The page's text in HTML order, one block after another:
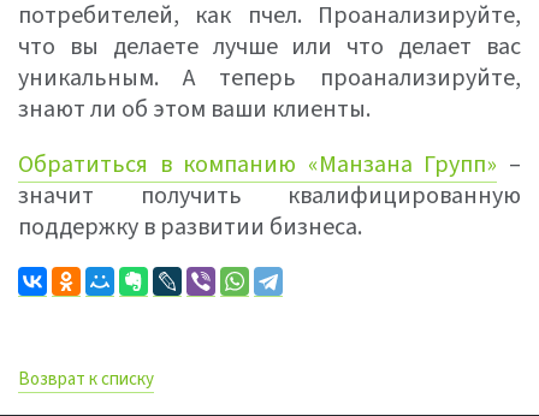
потребителей, как пчел. Проанализируйте,
что вы делаете лучше или что делает вас
уникальным. А теперь проанализируйте,
знают ли об этом ваши клиенты.
Обратиться в компанию «Манзана Групп» –
значит получить квалифицированную
поддержку в развитии бизнеса.
Возврат к списку